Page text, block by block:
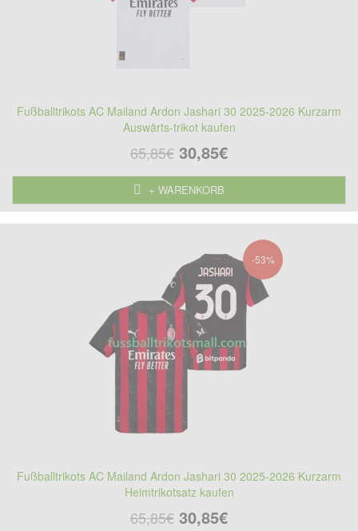
Fußballtrikots AC Mailand Ardon Jashari 30 2025-2026 Kurzarm
Auswärts-trikot kaufen
65,85€ 30,85€
+ WARENKORB
-53%
Fußballtrikots AC Mailand Ardon Jashari 30 2025-2026 Kurzarm
Heimtrikotsatz kaufen
65,85€ 30,85€